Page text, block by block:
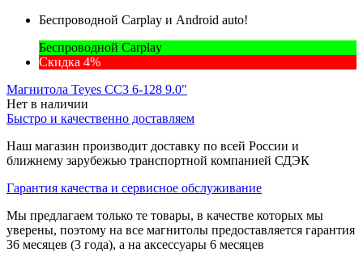
Беспроводной Carplay и Android auto!
Беспроводной Carplay
Скидка 4%
Магнитола Teyes CC3 6-128 9.0"
Нет в наличии
Быстро и качественно доставляем
Наш магазин производит доставку по всей России и
ближнему зарубежью транспортной компанией СДЭК
Гарантия качества и сервисное обслуживание
Мы предлагаем только те товары, в качестве которых мы
уверены, поэтому на все магнитолы предоставляется гарантия
36 месяцев (3 года), а на аксессуары 6 месяцев